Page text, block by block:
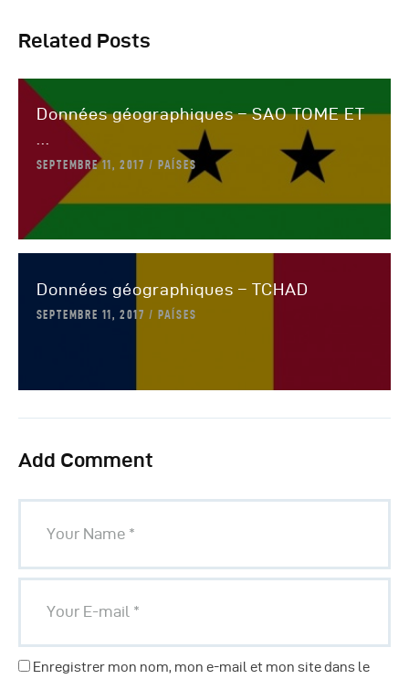
Related Posts
Données géographiques – SAO TOME ET
SEPTEMBRE 11, 2017 PAÍSES
Données géographiques – TCHAD
SEPTEMBRE 11, 2017 PAÍSES
Add Comment
Enregistrer mon nom, mon e-mail et mon site dans le